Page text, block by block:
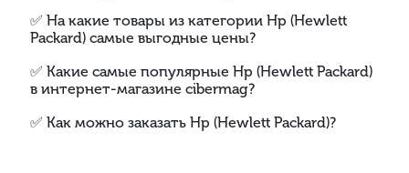
✅ На какие товары из категории Hp (Hewlett
Packard) самые выгодные цены?
✅ Какие самые популярные Hp (Hewlett Packard)
в интернет-магазине cibermag?
✅ Как можно заказать Hp (Hewlett Packard)?